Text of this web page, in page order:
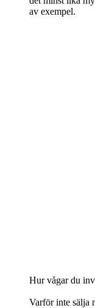
av exempel.
Hur vågar du
Varför inte sälja